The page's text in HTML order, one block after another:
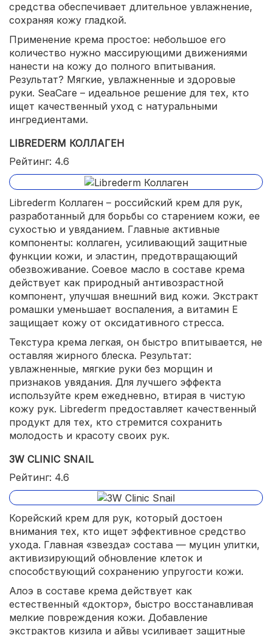
средства обеспечивает длительное увлажнение,
сохраняя кожу гладкой.
Применение крема простое: небольшое его
количество нужно массирующими движениями
нанести на кожу до полного впитывания.
Результат? Мягкие, увлажненные и здоровые
руки. SeaCare – идеальное решение для тех, кто
ищет качественный уход с натуральными
ингредиентами.
LIBREDERM КОЛЛАГЕН
Рейтинг: 4.6
Librederm Коллаген – российский крем для рук,
разработанный для борьбы со старением кожи, ее
сухостью и увяданием. Главные активные
компоненты: коллаген, усиливающий защитные
функции кожи, и эластин, предотвращающий
обезвоживание. Соевое масло в составе крема
действует как природный антивозрастной
компонент, улучшая внешний вид кожи. Экстракт
ромашки уменьшает воспаления, а витамин Е
защищает кожу от оксидативного стресса.
Текстура крема легкая, он быстро впитывается, не
оставляя жирного блеска. Результат:
увлажненные, мягкие руки без морщин и
признаков увядания. Для лучшего эффекта
используйте крем ежедневно, втирая в чистую
кожу рук. Librederm предоставляет качественный
продукт для тех, кто стремится сохранить
молодость и красоту своих рук.
3W CLINIC SNAIL
Рейтинг: 4.6
Корейский крем для рук, который достоен
внимания тех, кто ищет эффективное средство
ухода. Главная «звезда» состава — муцин улитки,
активизирующий обновление клеток и
способствующий сохранению упругости кожи.
Алоэ в составе крема действует как
естественный «доктор», быстро восстанавливая
мелкие повреждения кожи. Добавление
экстрактов кизила и айвы усиливает защитные